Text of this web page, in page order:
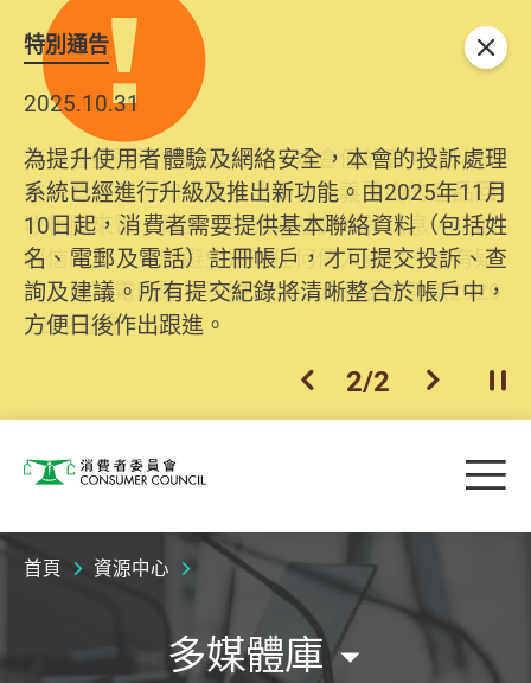
特別通告
2025.10.31
為提升使用者體驗及網絡安全，本會的投訴處理
系統已經進行升級及推出新功能。由2025年11月
10日起，消費者需要提供基本聯絡資料（包括姓
名、電郵及電話）註冊帳戶，才可提交投訴、查
詢及建議。所有提交紀錄將清晰整合於帳戶中，
方便日後作出跟進。
上一個
2/2 下一個開
關閉
消費者委員會 目
首頁 資源中心
多媒體庫